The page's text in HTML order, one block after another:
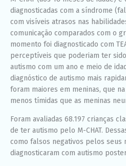
diagnosticadas com a síndrome
com visíveis atrasos nas
comunicação comparados com o
momento foi diagnosticado com
perceptíveis que poderiam ter
autismo com um ano e meio de
diagnóstico de autismo mais
foram maiores em meninas, que
menos tímidas que as meninas
Foram avaliadas 68.197 crianças
de ter autismo pelo M-CHAT.
como falsos negativos pelos seus
diagnosticaram com autismo